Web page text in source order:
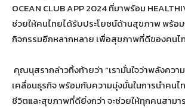
OCEAN CLUB APP 2024 ที่มาพร้อม
ช่วยให้คนไทยได้รับประโยชน์ด้านสุขภาพ พร้อ
กิจกรรมอีกหลากหลาย เพื่อสุขภาพที่ดีของคน
คุณนุสรากล่าวทิ้งท้ายว่า “เรามั่นใจว่าพลังควา
เคลื่อนธุรกิจ พร้อมกับความมุ่งมั่นในการนำคนไ
ชีวิตและสุขภาพที่ดียิ่งกว่า จะช่วยให้ทุกคนสามา